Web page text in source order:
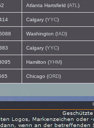
Atlanta Hartsfield (ATL )
Calgary (YYC)
Washington (IAD)
Calgary (YYC)
Hamilton (YHM)
Chicago (ORD)